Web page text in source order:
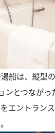
船は、縦型
ンとつながっ
エントラン